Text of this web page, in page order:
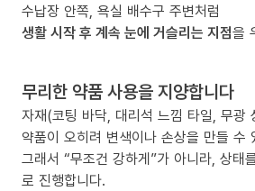
수납장 안쪽, 욕실 배수구 주변처럼
생활 시작 후 계속 눈에 거슬리는 지점을
무리한 약품 사용을 지양합니다
자재(코팅 바닥, 대리석 느낌 타일, 무광
약품이 오히려 변색이나 손상을 만들 수
그래서 “무조건 강하게”가 아니라, 상태
로 진행합니다.